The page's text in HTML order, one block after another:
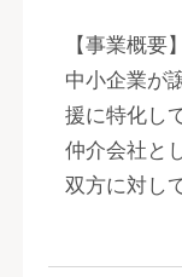
【事業概要
中小企業が
援に特化し
仲介会社と
双方に対し